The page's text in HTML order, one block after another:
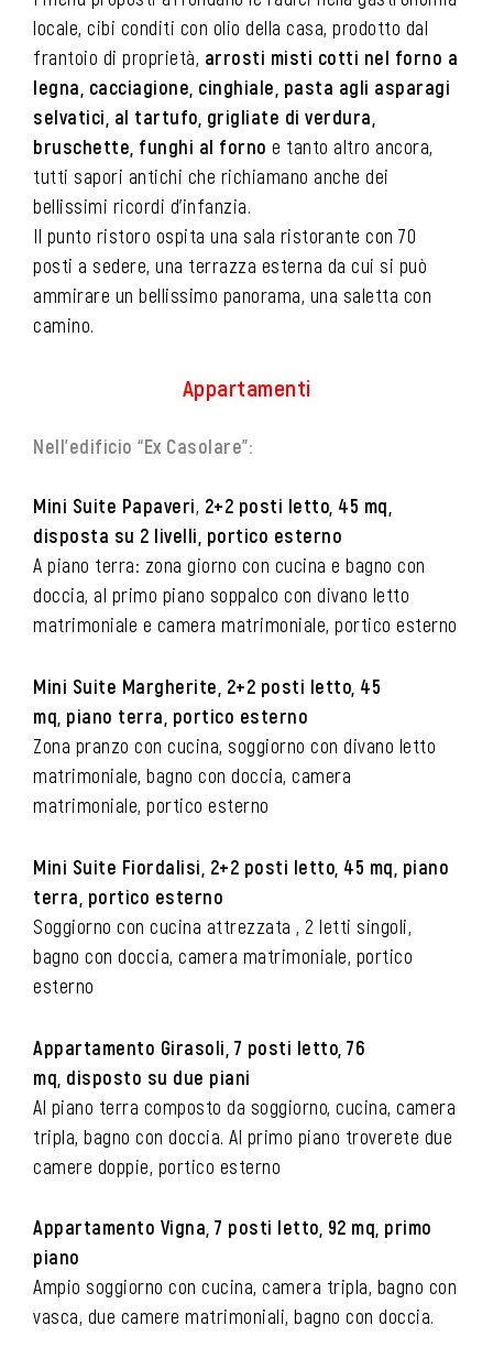
locale, cibi conditi con olio della casa, prodotto dal
frantoio di proprietà, arrosti misti cotti nel forno a
legna, cacciagione, cinghiale, pasta agli asparagi
selvatici, al tartufo, grigliate di verdura,
bruschette, funghi al forno e tanto altro ancora,
tutti sapori antichi che richiamano anche dei
bellissimi ricordi d’infanzia.
Il punto ristoro ospita una sala ristorante con 70
posti a sedere, una terrazza esterna da cui si può
ammirare un bellissimo panorama, una saletta con
camino.
Appartamenti
Nell’edificio “Ex Casolare”:
Mini Suite Papaveri, 2+2 posti letto, 45 mq,
disposta su 2 livelli, portico esterno
A piano terra: zona giorno con cucina e bagno con
doccia, al primo piano soppalco con divano letto
matrimoniale e camera matrimoniale, portico esterno
Mini Suite Margherite, 2+2 posti letto, 45
mq, piano terra, portico esterno
Zona pranzo con cucina, soggiorno con divano letto
matrimoniale, bagno con doccia, camera
matrimoniale, portico esterno
Mini Suite Fiordalisi, 2+2 posti letto, 45 mq, piano
terra, portico esterno
Soggiorno con cucina attrezzata , 2 letti singoli,
bagno con doccia, camera matrimoniale, portico
esterno
Appartamento Girasoli, 7 posti letto, 76
mq, disposto su due piani
Al piano terra composto da soggiorno, cucina, camera
tripla, bagno con doccia. Al primo piano troverete due
camere doppie, portico esterno
Appartamento Vigna, 7 posti letto, 92 mq, primo
piano
Ampio soggiorno con cucina, camera tripla, bagno con
vasca, due camere matrimoniali, bagno con doccia.